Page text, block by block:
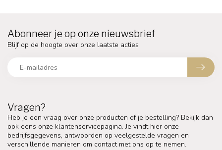
Vragen?
Heb je een vraag over onze producten of je bestelling? Bekijk dan
ook eens onze klantenservicepagina. Je vindt hier onze
bedrijfsgegevens, antwoorden op veelgestelde vragen en
verschillende manieren om contact met ons op te nemen.
Abonneer je op onze nieuwsbrief
Blijf op de hoogte over onze laatste acties